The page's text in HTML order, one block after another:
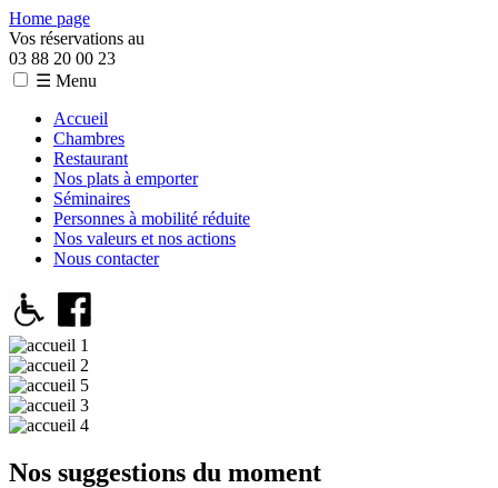
Home page
Vos réservations au
03 88 20 00 23
☰ Menu
Accueil
Chambres
Restaurant
Nos plats à emporter
Séminaires
Personnes à mobilité réduite
Nos valeurs et nos actions
Nous contacter
Nos suggestions du moment